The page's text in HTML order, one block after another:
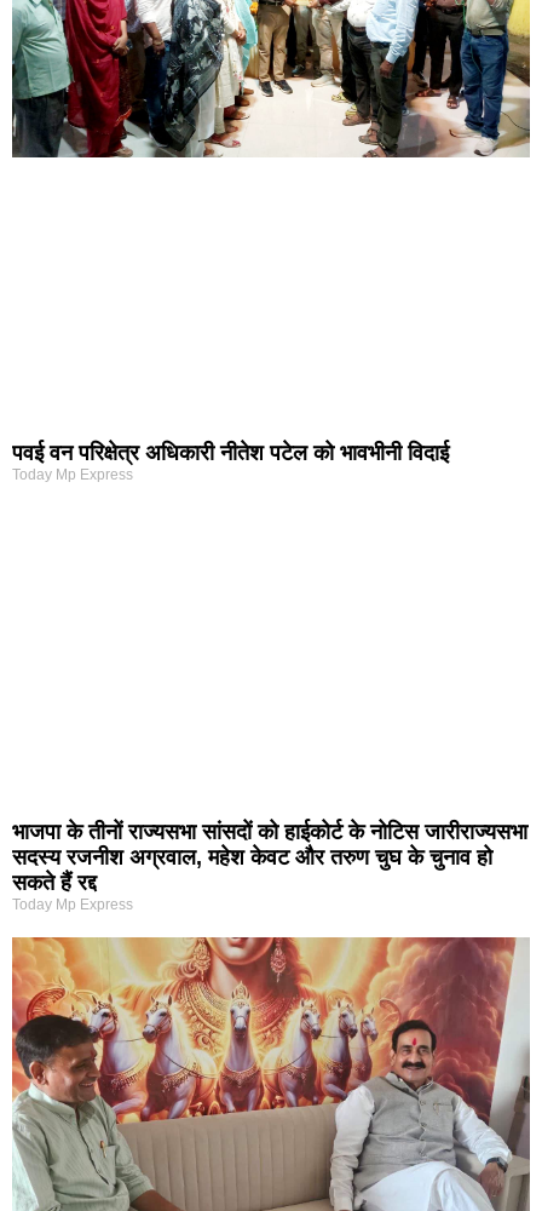
पवई वन परिक्षेत्र अधिकारी नीतेश पटेल को भावभीनी विदाई
Today Mp Express
भाजपा के तीनों राज्यसभा सांसदों को हाईकोर्ट के नोटिस जारीराज्यसभा
सदस्य रजनीश अग्रवाल, महेश केवट और तरुण चुघ के चुनाव हो
सकते हैं रद्द
Today Mp Express